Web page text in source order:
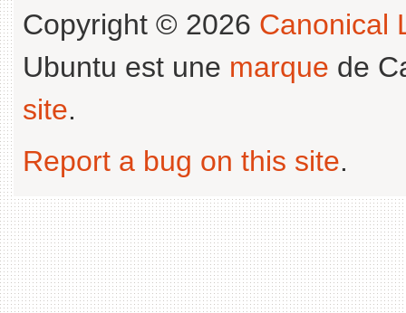
Copyright © 2026 Canonical
Ubuntu est une marque de
site.
Report a bug on this site.